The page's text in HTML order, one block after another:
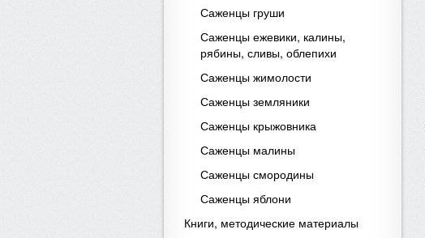
Саженцы груши
Саженцы ежевики, калины,
рябины, сливы, облепихи
Саженцы жимолости
Саженцы земляники
Саженцы крыжовника
Саженцы малины
Саженцы смородины
Саженцы яблони
Книги, методические материалы